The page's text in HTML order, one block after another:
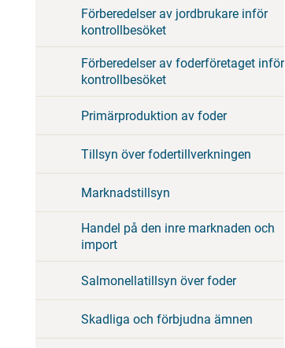
Förberedelser av jordbrukare inför
kontrollbesöket
Förberedelser av foderföretaget inför
kontrollbesöket
Primärproduktion av foder
Tillsyn över fodertillverkningen
Marknadstillsyn
Handel på den inre marknaden och
import
Salmonellatillsyn över foder
Skadliga och förbjudna ämnen